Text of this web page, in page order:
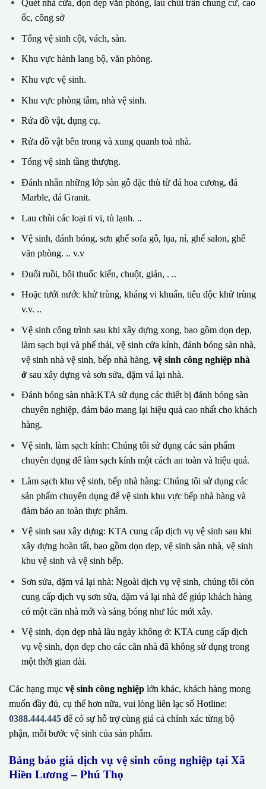
Quét nhà cửa, dọn dẹp văn phòng, lau chùi trần chung cư, cao
ốc, công sở
Tổng vệ sinh cột, vách, sàn.
Khu vực hành lang bộ, văn phòng.
Khu vực vệ sinh.
Khu vực phòng tắm, nhà vệ sinh.
Rửa đồ vật, dụng cụ.
Rửa đồ vật bên trong và xung quanh toà nhà.
Tổng vệ sinh tầng thượng.
Đánh nhẵn những lớp sàn gỗ đặc thù từ đá hoa cương, đá
Marble, đá Granit.
Lau chùi các loại ti vi, tủ lạnh. ..
Vệ sinh, đánh bóng, sơn ghế sofa gỗ, lụa, nỉ, ghế salon, ghế
văn phòng. .. v.v
Đuổi ruồi, bôi thuốc kiến, chuột, gián, . ..
Hoặc tưới nước khử trùng, kháng vi khuẩn, tiêu độc khử trùng
v.v. ..
Vệ sinh công trình sau khi xây dựng xong, bao gồm dọn dẹp,
làm sạch bụi và phế thải, vệ sinh cửa kính, đánh bóng sàn nhà,
vệ sinh nhà vệ sinh, bếp nhà hàng, vệ sinh công nghiệp nhà
ởsau xây dựng và sơn sửa, dặm vá lại nhà.
Đánh bóng sàn nhà:KTA sử dụng các thiết bị đánh bóng sàn
chuyên nghiệp, đảm bảo mang lại hiệu quả cao nhất cho khách
hàng.
Vệ sinh, làm sạch kính: Chúng tôi sử dụng các sản phẩm
chuyên dụng để làm sạch kính một cách an toàn và hiệu quả.
Làm sạch khu vệ sinh, bếp nhà hàng: Chúng tôi sử dụng các
sản phẩm chuyên dụng để vệ sinh khu vực bếp nhà hàng và
đảm bảo an toàn thực phẩm.
Vệ sinh sau xây dựng: KTA cung cấp dịch vụ vệ sinh sau khi
xây dựng hoàn tất, bao gồm dọn dẹp, vệ sinh sàn nhà, vệ sinh
khu vệ sinh và vệ sinh bếp.
Sơn sửa, dặm vá lại nhà: Ngoài dịch vụ vệ sinh, chúng tôi còn
cung cấp dịch vụ sơn sửa, dặm vá lại nhà để giúp khách hàng
có một căn nhà mới và sáng bóng như lúc mới xây.
Vệ sinh, dọn dẹp nhà lâu ngày không ở: KTA cung cấp dịch
vụ vệ sinh, dọn dẹp cho các căn nhà đã không sử dụng trong
một thời gian dài.
Các hạng mục vệ sinh công nghiệp lớn khác, khách hàng mong
muốn đầy đủ, cụ thể hơn nữa, vui lòng liên lạc số Hotline:
0388.444.445 để có sự hỗ trợ cùng giá cả chính xác từng bộ
phận, mỗi bước vệ sinh của sản phẩm.
Bảng báo giá dịch vụ vệ sinh công nghiệp tại Xã
Hiền Lương – Phú Thọ